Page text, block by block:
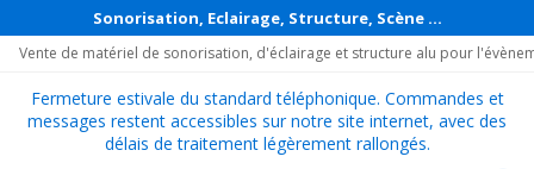
Sonorisation, Eclairage, Structure, Scène ...
Vente de matériel de sonorisation, d'éclairage et structure alu pour
Fermeture estivale du standard téléphonique. Commandes et
messages restent accessibles sur notre site internet, avec des
délais de traitement légèrement rallongés.